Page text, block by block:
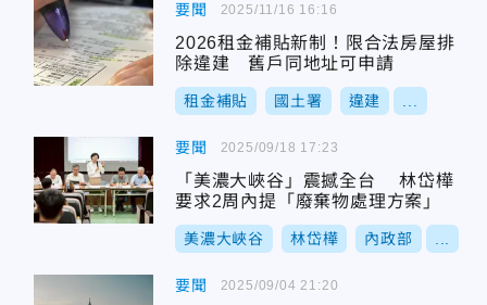
要聞
2026租金補貼新制！限合法房屋排
除違建 舊戶同地址可申請
租金補貼 國土署 違建
2025/11/16 16:16
要聞
「美濃大峽谷」震撼全台 林岱樺
要求2周內提「廢棄物處理方案」
美濃大峽谷 林岱樺 內政部
2025/09/18 17:23
要聞 2025/09/04 21:20